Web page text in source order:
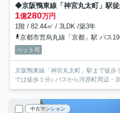
1億280万円
1階 / 82.44㎡ / 3LDK /築3年
京都市営烏丸線「京都」駅 バス19
ペット可
京阪鴨東線「神宮丸太町」駅まで徒歩
では徒歩１分♪ バスから河原町周辺・
中古マンション